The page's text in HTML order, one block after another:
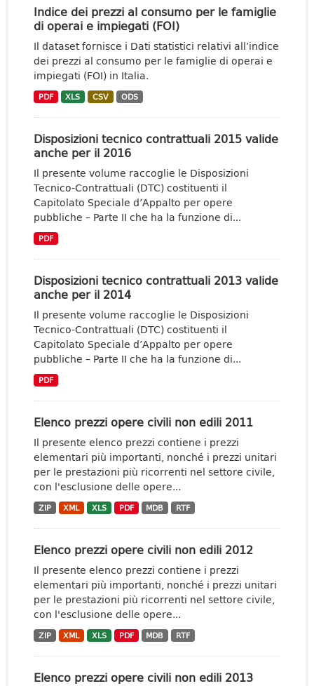
Indice dei prezzi al consumo per le famiglie
di operai e impiegati (FOI)
Il dataset fornisce i Dati statistici relativi all’indice
dei prezzi al consumo per le famiglie di operai e
impiegati (FOI) in Italia.
PDF XLS CSV ODS
Disposizioni tecnico contrattuali 2015 valide
anche per il 2016
Il presente volume raccoglie le Disposizioni
Tecnico-Contrattuali (DTC) costituenti il
Capitolato Speciale d’Appalto per opere
pubbliche – Parte II che ha la funzione di...
PDF
Disposizioni tecnico contrattuali 2013 valide
anche per il 2014
Il presente volume raccoglie le Disposizioni
Tecnico-Contrattuali (DTC) costituenti il
Capitolato Speciale d’Appalto per opere
pubbliche – Parte II che ha la funzione di...
PDF
Elenco prezzi opere civili non edili 2011
Il presente elenco prezzi contiene i prezzi
elementari più importanti, nonché i prezzi unitari
per le prestazioni più ricorrenti nel settore civile,
con l'esclusione delle opere...
ZIP XML XLS PDF MDB RTF
Elenco prezzi opere civili non edili 2012
Il presente elenco prezzi contiene i prezzi
elementari più importanti, nonché i prezzi unitari
per le prestazioni più ricorrenti nel settore civile,
con l'esclusione delle opere...
ZIP XML XLS PDF MDB RTF
Elenco prezzi opere civili non edili 2013